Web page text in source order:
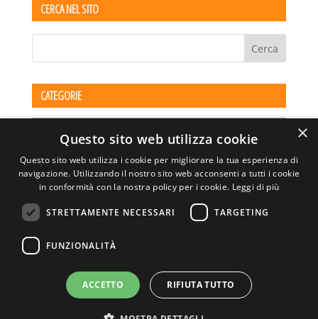
CERCA NEL SITO
CATEGORIE
DELLA TORRE, 15 – 20127 – MILANO – P. IVA
SITO REALIZZATO DA GRAFICAEFOTO WEB AGENCY –
PARTNER SINTEL
×
Questo sito web utilizza cookie
Questo sito web utilizza i cookie per migliorare la tua esperienza di
navigazione. Utilizzando il nostro sito web acconsenti a tutti i cookie
in conformità con la nostra policy per i cookie. Leggi di più
STRETTAMENTE NECESSARI TARGETING
FUNZIONALITÀ
ACCETTO RIFIUTA TUTTO